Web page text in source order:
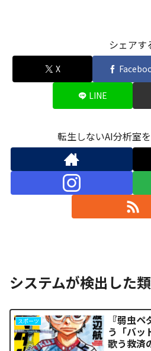
シェアす
X
LINE
転生しないAI分析室
システムが検出した
スポーツ
『弱虫
う「バッ
歌う救済